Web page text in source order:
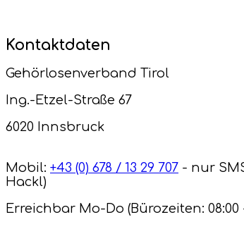
Kontaktdaten
Gehörlosenverband Tirol
Ing.-Etzel-Straße 67
6020 Innsbruck
Mobil: +43 (0) 678 / 13 29 707 - nur
Hackl)
Erreichbar Mo-Do (Bürozeiten: 08:00 -